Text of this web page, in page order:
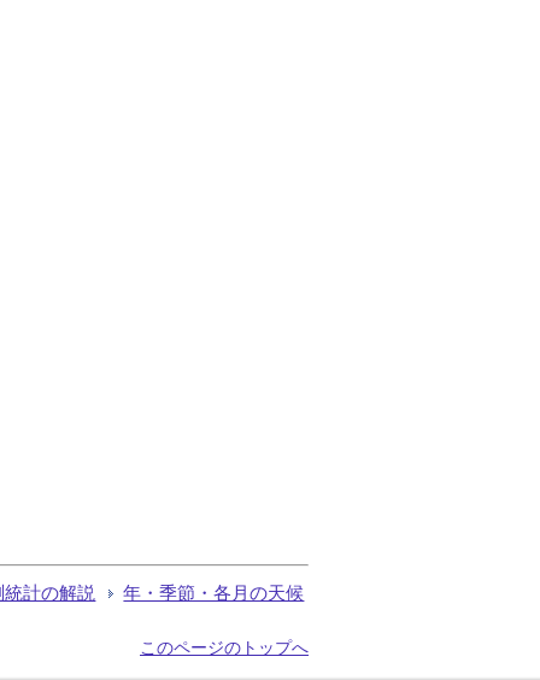
計の解説 年・季節・各月の天候
このページのトップへ